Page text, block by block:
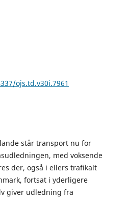
ojs.td.v30i.7961
står transport nu for
med voksende
der, også i ellers trafikalt
fortsat i yderligere
giver udledning fra